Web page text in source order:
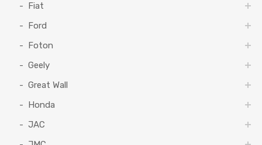
Fiat
Ford
Foton
Geely
Great Wall
Honda
JAC